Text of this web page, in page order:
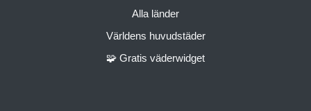
Alla länder
Världens huvudstäder
🧩 Gratis väderwidget